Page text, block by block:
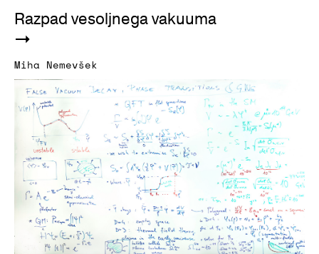
Razpad vesoljnega vakuuma
Miha Nemevšek